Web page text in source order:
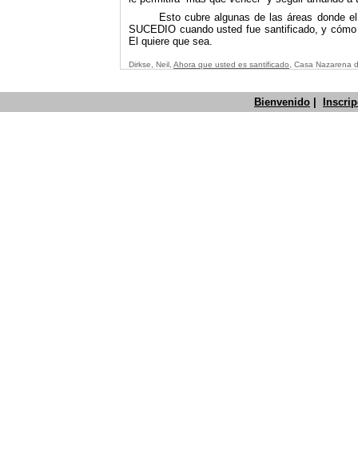
Esto cubre algunas de las áreas donde
SUCEDIO cuando usted fue santificado, y
El quiere que sea.
Dirkse, Neil, Ahora que usted es santificado , Casa Nazarena
Bienvenido